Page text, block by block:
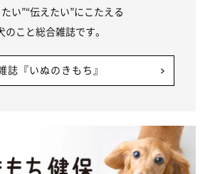
い”“伝えたい”にこたえる
のこと総合雑誌です。
誌『いぬのきもち』